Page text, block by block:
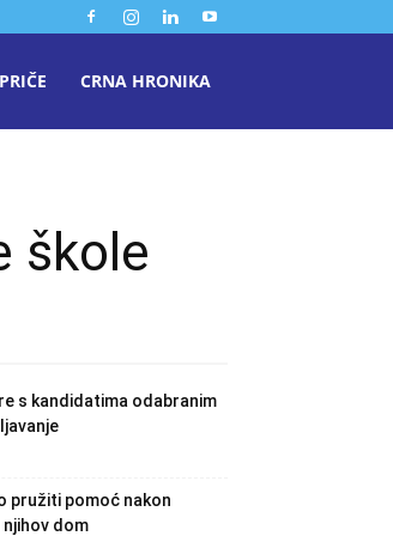
PRIČE CRNA HRONIKA
škole
s kandidatima odabranim
pružiti pomoć nakon
dom